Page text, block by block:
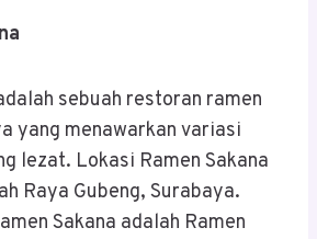
sebuah restoran ramen
yang menawarkan variasi
lezat. Lokasi Ramen Sakana
Raya Gubeng, Surabaya.
Sakana adalah Ramen